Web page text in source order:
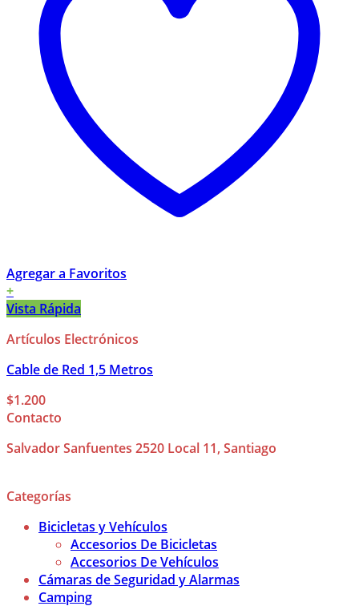
Agregar a Favoritos
+
Vista Rápida
Artículos Electrónicos
Cable de Red 1,5 Metros
$1.200
Contacto
Salvador Sanfuentes 2520 Local 11, Santiago
Categorías
Bicicletas y Vehículos
Accesorios De Bicicletas
Accesorios De Vehículos
Cámaras de Seguridad y Alarmas
Camping